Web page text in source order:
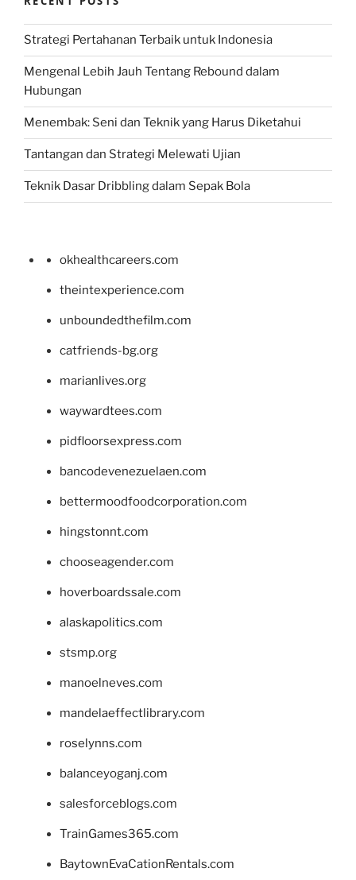
Strategi Pertahanan Terbaik untuk Indonesia
Mengenal Lebih Jauh Tentang Rebound dalam
Hubungan
Menembak: Seni dan Teknik yang Harus Diketahui
Tantangan dan Strategi Melewati Ujian
Teknik Dasar Dribbling dalam Sepak Bola
okhealthcareers.com
theintexperience.com
unboundedthefilm.com
catfriends-bg.org
marianlives.org
waywardtees.com
pidfloorsexpress.com
bancodevenezuelaen.com
bettermoodfoodcorporation.com
hingstonnt.com
chooseagender.com
hoverboardssale.com
alaskapolitics.com
stsmp.org
manoelneves.com
mandelaeffectlibrary.com
roselynns.com
balanceyoganj.com
salesforceblogs.com
TrainGames365.com
BaytownEvaCationRentals.com